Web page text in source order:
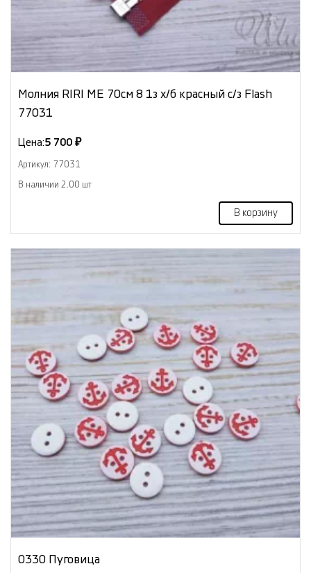
Молния RIRI ME 70см 8 1з х/б красный с/з Flash
77031
Цена:5 700 ₽
Артикул: 77031
В наличии 2.00 шт
В корзину
0330 Пуговица